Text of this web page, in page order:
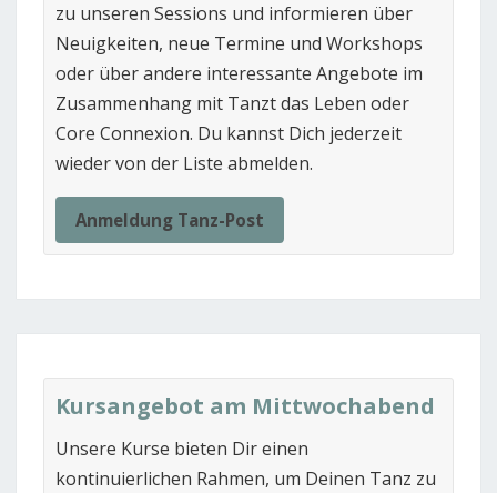
zu unseren Sessions und informieren über
Neuigkeiten, neue Termine und Workshops
oder über andere interessante Angebote im
Zusammenhang mit Tanzt das Leben oder
Core Connexion. Du kannst Dich jederzeit
wieder von der Liste abmelden.
Anmeldung Tanz-Post
Kursangebot am Mittwochabend
Unsere Kurse bieten Dir einen
kontinuierlichen Rahmen, um Deinen Tanz zu